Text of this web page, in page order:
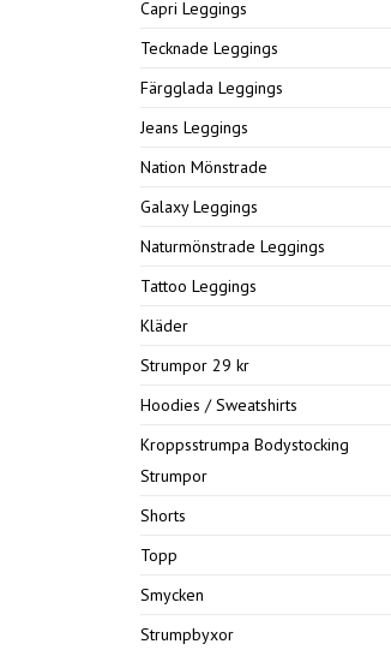
Capri Leggings
Tecknade Leggings
Färgglada Leggings
Jeans Leggings
Nation Mönstrade
Galaxy Leggings
Naturmönstrade Leggings
Tattoo Leggings
Kläder
Strumpor 29 kr
Hoodies / Sweatshirts
Kroppsstrumpa Bodystocking
Strumpor
Shorts
Topp
Smycken
Strumpbyxor